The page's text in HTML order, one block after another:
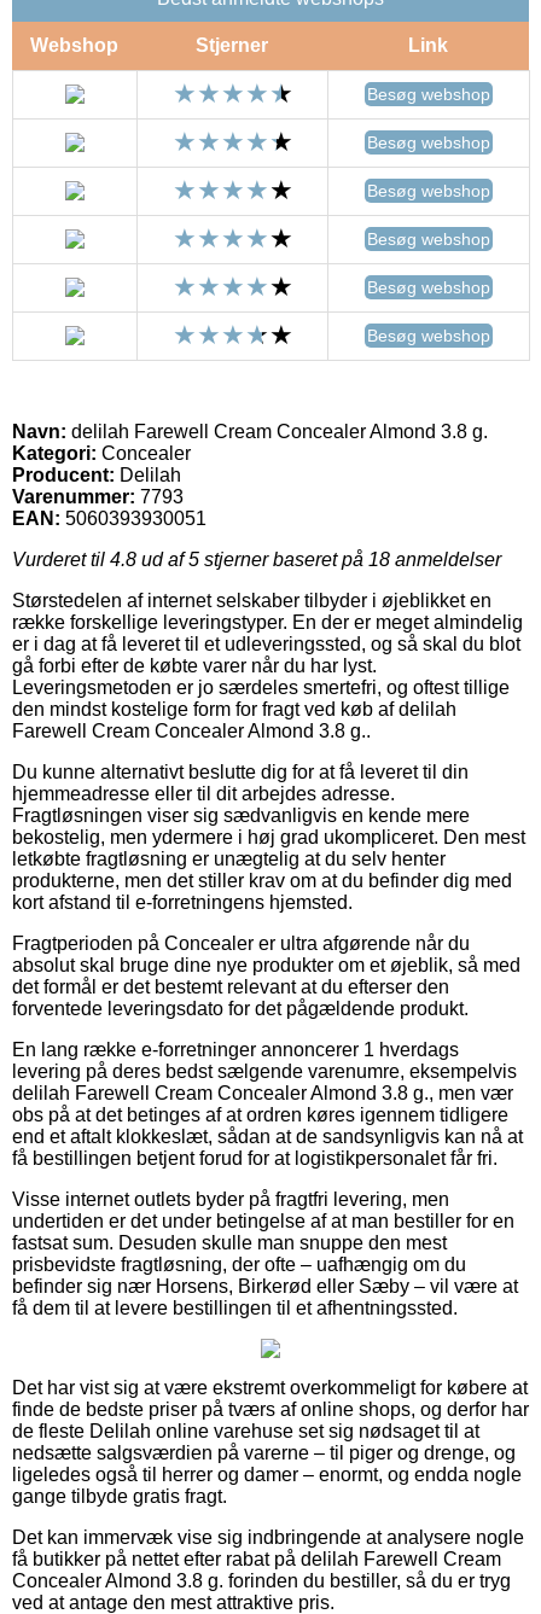
Webshop Stjerner Link
Besøg webshop
Besøg webshop
Besøg webshop
Besøg webshop
Besøg webshop
Besøg webshop
Navn: delilah Farewell Cream Concealer Almond 3.8 g.
Kategori: Concealer
Producent: Delilah
Varenummer: 7793
EAN: 5060393930051
Vurderet til 4.8 ud af 5 stjerner baseret på 18 anmeldelser
Størstedelen af internet selskaber tilbyder i øjeblikket en
række forskellige leveringstyper. En der er meget almindelig
er i dag at få leveret til et udleveringssted, og så skal du blot
gå forbi efter de købte varer når du har lyst.
Leveringsmetoden er jo særdeles smertefri, og oftest tillige
den mindst kostelige form for fragt ved køb af delilah
Farewell Cream Concealer Almond 3.8 g..
Du kunne alternativt beslutte dig for at få leveret til din
hjemmeadresse eller til dit arbejdes adresse.
Fragtløsningen viser sig sædvanligvis en kende mere
bekostelig, men ydermere i høj grad ukompliceret. Den mest
letkøbte fragtløsning er unægtelig at du selv henter
produkterne, men det stiller krav om at du befinder dig med
kort afstand til e-forretningens hjemsted.
Fragtperioden på Concealer er ultra afgørende når du
absolut skal bruge dine nye produkter om et øjeblik, så med
det formål er det bestemt relevant at du efterser den
forventede leveringsdato for det pågældende produkt.
En lang række e-forretninger annoncerer 1 hverdags
levering på deres bedst sælgende varenumre, eksempelvis
delilah Farewell Cream Concealer Almond 3.8 g., men vær
obs på at det betinges af at ordren køres igennem tidligere
end et aftalt klokkeslæt, sådan at de sandsynligvis kan nå at
få bestillingen betjent forud for at logistikpersonalet får fri.
Visse internet outlets byder på fragtfri levering, men
undertiden er det under betingelse af at man bestiller for en
fastsat sum. Desuden skulle man snuppe den mest
prisbevidste fragtløsning, der ofte – uafhængig om du
befinder sig nær Horsens, Birkerød eller Sæby – vil være at
få dem til at levere bestillingen til et afhentningssted.
Det har vist sig at være ekstremt overkommeligt for købere at
finde de bedste priser på tværs af online shops, og derfor har
de fleste Delilah online varehuse set sig nødsaget til at
nedsætte salgsværdien på varerne – til piger og drenge, og
ligeledes også til herrer og damer – enormt, og endda nogle
gange tilbyde gratis fragt.
Det kan immervæk vise sig indbringende at analysere nogle
få butikker på nettet efter rabat på delilah Farewell Cream
Concealer Almond 3.8 g. forinden du bestiller, så du er tryg
ved at antage den mest attraktive pris.